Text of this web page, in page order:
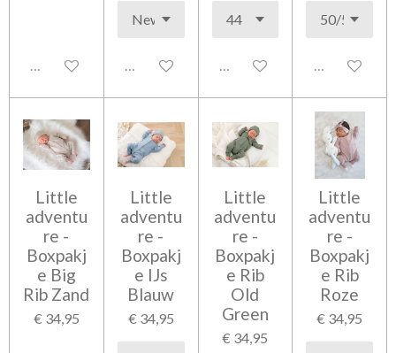
Uitgeschakeld Uitgeschakeld Uitgeschakeld
Little
adventu
re -
Boxpakj
e Big
Rib Zand
€ 34,95
Little
adventu
re -
Boxpakj
e IJs
Blauw
€ 34,95
Little
adventu
re -
Boxpakj
e Rib
Old
Green
€ 34,95
Little
adventu
re -
Boxpakj
e Rib
Roze
€ 34,95